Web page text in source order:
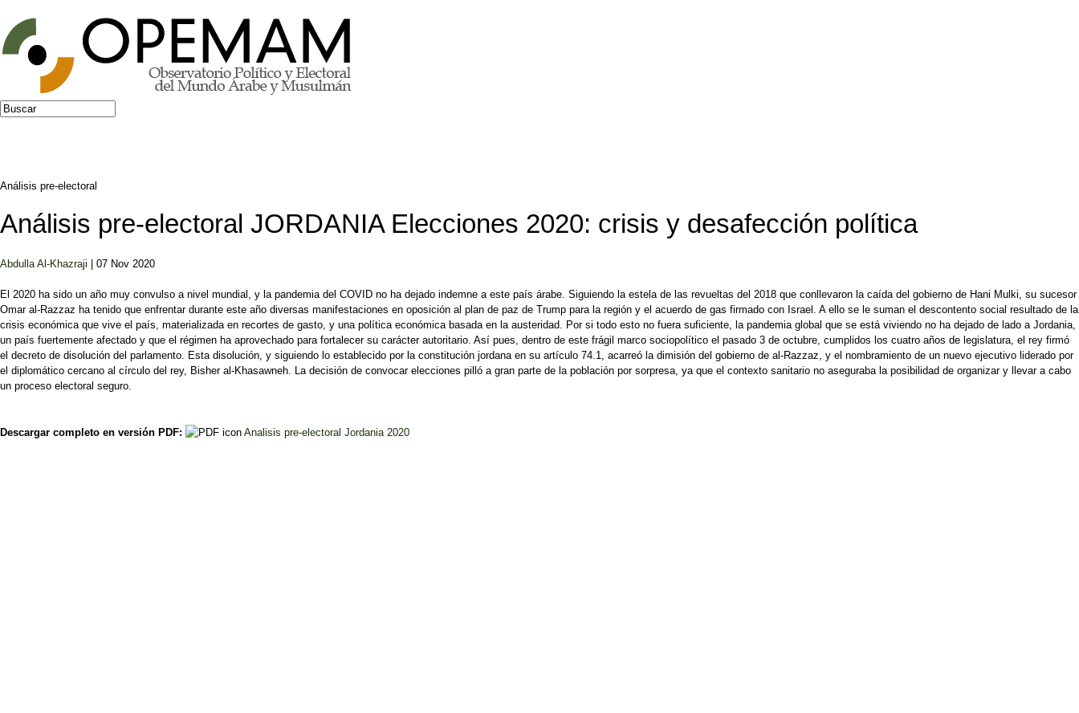
Jump to navigation
Formulario de búsqueda
Buscar
Análisis pre-electoral
Análisis pre-electoral JORDANIA Elecciones 2020: crisis y desafección política
Abdulla Al-Khazraji | 07 Nov 2020
El 2020 ha sido un año muy convulso a nivel mundial, y la pandemia del COVID no ha dejado indemne a este país árabe. Siguiendo la estela de las revueltas del 2018 que conllevaron la caída del gobierno de Hani Mulki, su sucesor
Omar al-Razzaz ha tenido que enfrentar durante este año diversas manifestaciones en oposición al plan de paz de Trump para la región y el acuerdo de gas firmado con Israel. A ello se le suman el descontento social resultado de la
crisis económica que vive el país, materializada en recortes de gasto, y una política económica basada en la austeridad. Por si todo esto no fuera suficiente, la pandemia global que se está viviendo no ha dejado de lado a Jordania,
un país fuertemente afectado y que el régimen ha aprovechado para fortalecer su carácter autoritario. Así pues, dentro de este frágil marco sociopolítico el pasado 3 de octubre, cumplidos los cuatro años de legislatura, el rey firmó
el decreto de disolución del parlamento. Esta disolución, y siguiendo lo establecido por la constitución jordana en su artículo 74.1, acarreó la dimisión del gobierno de al-Razzaz, y el nombramiento de un nuevo ejecutivo liderado por
el diplomático cercano al círculo del rey, Bisher al-Khasawneh. La decisión de convocar elecciones pilló a gran parte de la población por sorpresa, ya que el contexto sanitario no aseguraba la posibilidad de organizar y llevar a cabo
un proceso electoral seguro.
Descargar completo en versión PDF: Analisis pre-electoral Jordania 2020